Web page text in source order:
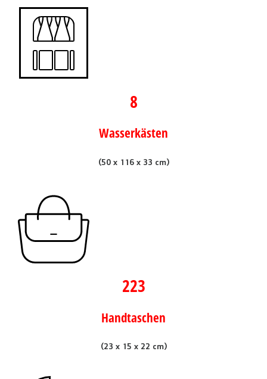
8
Wasserkästen
(50 x 116 x 33 cm)
223
Handtaschen
(23 x 15 x 22 cm)